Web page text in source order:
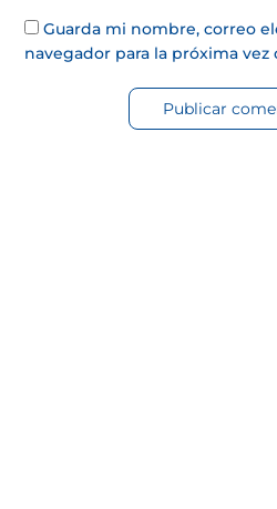
Guarda mi nombre, correo
navegador para la próxima